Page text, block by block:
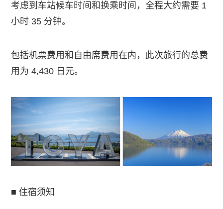
考虑到车站候车时间和换乘时间，全程大约需要 1
小时 35 分钟。
包括机票费用和自由席费用在内，此次旅行的总费
用为 4,430 日元。
■ 住宿须知